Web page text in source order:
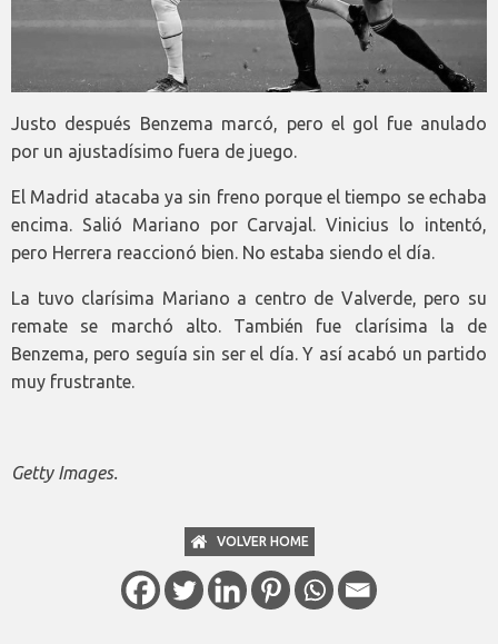
Justo después Benzema marcó, pero el gol fue anulado
por un ajustadísimo fuera de juego.
El Madrid atacaba ya sin freno porque el tiempo se echaba
encima. Salió Mariano por Carvajal. Vinicius lo intentó,
pero Herrera reaccionó bien. No estaba siendo el día.
La tuvo clarísima Mariano a centro de Valverde, pero su
remate se marchó alto. También fue clarísima la de
Benzema, pero seguía sin ser el día. Y así acabó un partido
muy frustrante.
Getty Images.
VOLVER HOME